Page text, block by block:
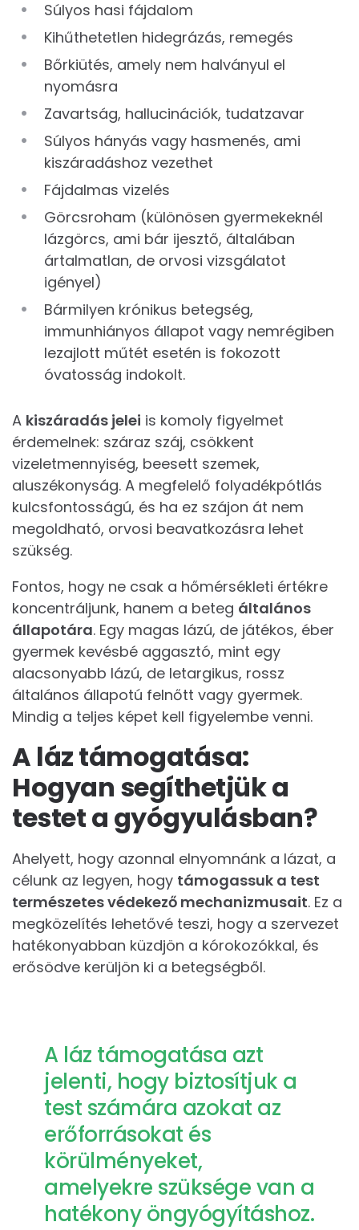
Súlyos hasi fájdalom
Kihűthetetlen hidegrázás, remegés
Bőrkiütés, amely nem halványul el
nyomásra
Zavartság, hallucinációk, tudatzavar
Súlyos hányás vagy hasmenés, ami
kiszáradáshoz vezethet
Fájdalmas vizelés
Görcsroham (különösen gyermekeknél
lázgörcs, ami bár ijesztő, általában
ártalmatlan, de orvosi vizsgálatot
igényel)
Bármilyen krónikus betegség,
immunhiányos állapot vagy nemrégiben
lezajlott műtét esetén is fokozott
óvatosság indokolt.
A kiszáradás jelei is komoly figyelmet
érdemelnek: száraz száj, csökkent
vizeletmennyiség, beesett szemek,
aluszékonyság. A megfelelő folyadékpótlás
kulcsfontosságú, és ha ez szájon át nem
megoldható, orvosi beavatkozásra lehet
szükség.
Fontos, hogy ne csak a hőmérsékleti értékre
koncentráljunk, hanem a beteg általános
állapotára. Egy magas lázú, de játékos, éber
gyermek kevésbé aggasztó, mint egy
alacsonyabb lázú, de letargikus, rossz
általános állapotú felnőtt vagy gyermek.
Mindig a teljes képet kell figyelembe venni.
A láz támogatása:
Hogyan segíthetjük a
testet a gyógyulásban?
Ahelyett, hogy azonnal elnyomnánk a lázat, a
célunk az legyen, hogy támogassuk a test
természetes védekező mechanizmusait. Ez a
megközelítés lehetővé teszi, hogy a szervezet
hatékonyabban küzdjön a kórokozókkal, és
erősödve kerüljön ki a betegségből.
A láz támogatása azt
jelenti, hogy biztosítjuk a
test számára azokat az
erőforrásokat és
körülményeket,
amelyekre szüksége van a
hatékony öngyógyításhoz.